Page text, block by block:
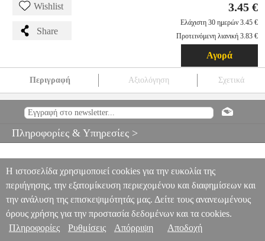
Wishlist
Share
3.45 €
Ελάχιστη 30 ημερών 3.45 €
Προτεινόμενη λιανική 3.83 €
Αγορά
Περιγραφή Αξιολόγηση Σχετικά
ΑΣΗΜΙ TLS.133498 TLS.133498
EUROLAMP
ΠΑΙΔΙΚΗ ΠΡΟΣΤΑΣΙΑ ΑΣΗΜΙ
Πληροφορίες & Υπηρεσίες >
Η ιστοσελίδα χρησιμοποιεί cookies για την ευκολία της
περιήγησης, την εξατομίκευση περιεχομένου και διαφημίσεων και
την ανάλυση της επισκεψιμότητάς μας. Δείτε τους ανανεωμένους
όρους χρήσης για την προστασία δεδομένων και τα cookies.
Πληροφορίες
Ρυθμίσεις Απόρριψη Αποδοχή